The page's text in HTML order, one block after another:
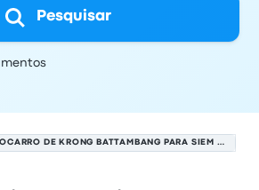
Pesquisar
AUTOCARRO DE KRONG BATTAMBANG PARA SIEM REAP